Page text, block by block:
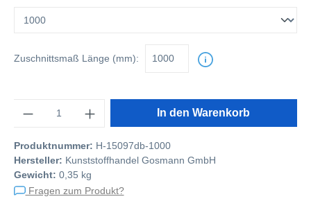
Zuschnittsmaß Länge (mm):
In den Warenkorb
Produktnummer: H-15097db-1000
Hersteller: Kunststoffhandel Gosmann GmbH
Gewicht: 0,35 kg
Fragen zum Produkt?